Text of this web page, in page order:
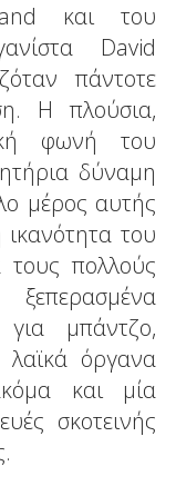
και του
David
πάντοτε
Η πλούσια,
φωνή του
δύναμη
μέρος αυτής
του
τους πολλούς
για μπάντζο,
λαϊκά όργανα
και μία
σκοτεινής